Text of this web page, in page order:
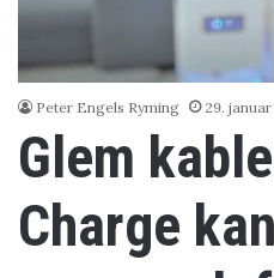
Peter Engels Ryming 29. januar
Glem
Charge